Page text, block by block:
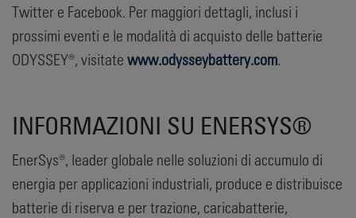
Twitter e Facebook. Per maggiori dettagli, inclusi i
prossimi eventi e le modalità di acquisto delle batterie
ODYSSEY®, visitate www.odysseybattery.com.
INFORMAZIONI SU ENERSYS®
EnerSys®, leader globale nelle soluzioni di accumulo di
energia per applicazioni industriali, produce e distribuisce
batterie di riserva e per trazione, caricabatterie,